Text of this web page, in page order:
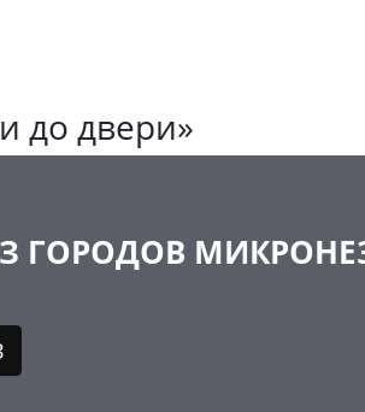
до двери»
ГОРОДОВ